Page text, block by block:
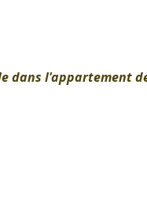
l'appartement de